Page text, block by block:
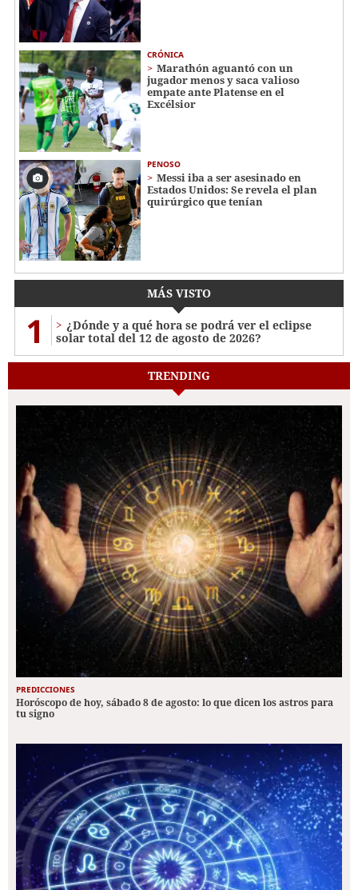
CRÓNICA
Marathón aguantó con un
jugador menos y saca valioso
empate ante Platense en el
Excélsior
PENOSO
Messi iba a ser asesinado en
Estados Unidos: Se revela el plan
quirúrgico que tenían
MÁS VISTO
1
¿Dónde y a qué hora se podrá ver el eclipse
solar total del 12 de agosto de 2026?
TRENDING
PREDICCIONES
Horóscopo de hoy, sábado 8 de agosto: lo que dicen los astros para
tu signo